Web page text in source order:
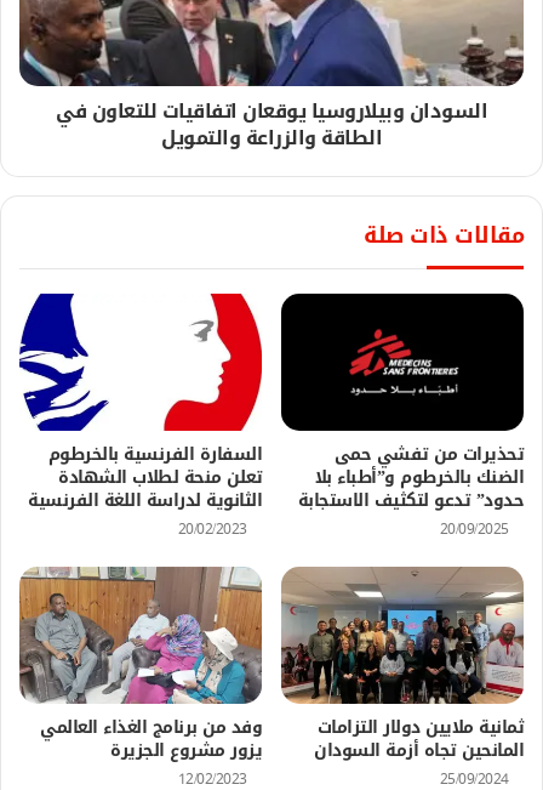
السودان وبيلاروسيا يوقعان اتفاقيات للتعاون في
الطاقة والزراعة والتمويل
مقالات ذات صلة
تحذيرات من تفشي حمى
الضنك بالخرطوم و”أطباء بلا
حدود” تدعو لتكثيف الاستجابة
20/09/2025
السفارة الفرنسية بالخرطوم
تعلن منحة لطلاب الشهادة
الثانوية لدراسة اللغة الفرنسية
20/02/2023
ثمانية ملايين دولار التزامات
المانحين تجاه أزمة السودان
25/09/2024
وفد من برنامج الغذاء العالمي
يزور مشروع الجزيرة
12/02/2023